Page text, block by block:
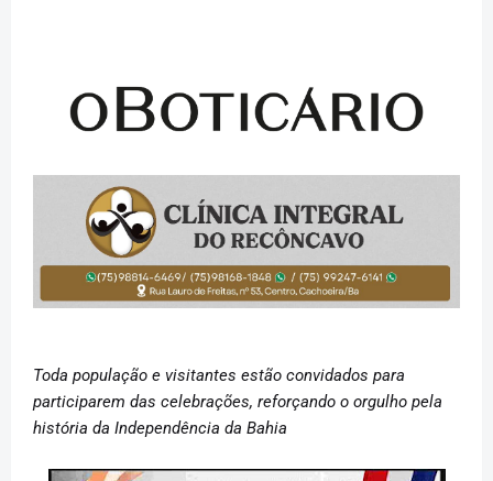
Toda população e visitantes estão convidados para
participarem das celebrações, reforçando o orgulho pela
história da Independência da Bahia